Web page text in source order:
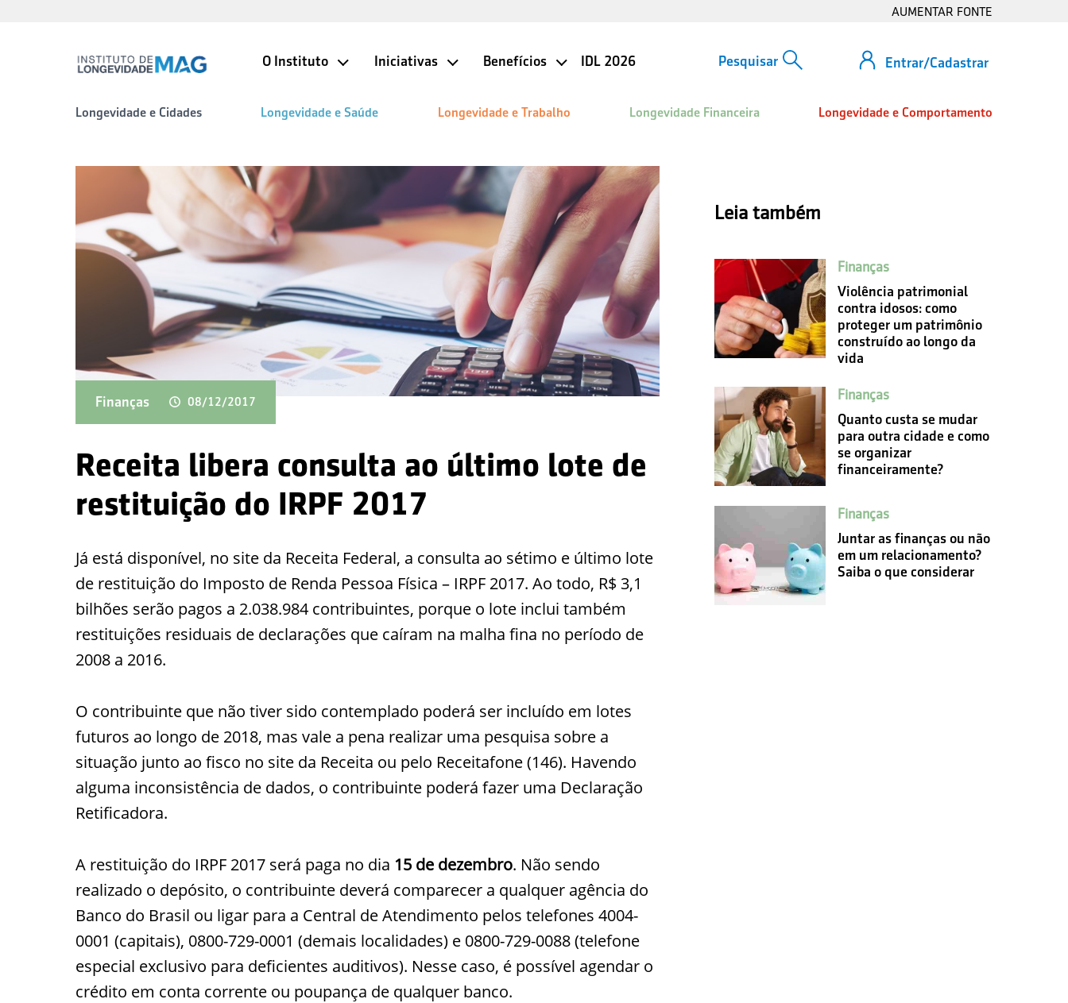
AUMENTAR FONTE
Entrar/Cadastrar
O Instituto Iniciativas Benefícios IDL 2026
Longevidade e Cidades Longevidade e Saúde Longevidade e Trabalho Longevidade Financeira Longevidade e Comportamento
Finanças 08/12/2017
Receita libera consulta ao último lote de
restituição do IRPF 2017
Já está disponível, no site da Receita Federal, a consulta ao sétimo e último lote
de restituição do Imposto de Renda Pessoa Física – IRPF 2017. Ao todo, R$ 3,1
bilhões serão pagos a 2.038.984 contribuintes, porque o lote inclui também
restituições residuais de declarações que caíram na malha fina no período de
2008 a 2016.
O contribuinte que não tiver sido contemplado poderá ser incluído em lotes
futuros ao longo de 2018, mas vale a pena realizar uma pesquisa sobre a
situação junto ao fisco no site da Receita ou pelo Receitafone (146). Havendo
alguma inconsistência de dados, o contribuinte poderá fazer uma Declaração
Retificadora.
A restituição do IRPF 2017 será paga no dia 15 de dezembro. Não sendo
realizado o depósito, o contribuinte deverá comparecer a qualquer agência do
Banco do Brasil ou ligar para a Central de Atendimento pelos telefones 4004-
0001 (capitais), 0800-729-0001 (demais localidades) e 0800-729-0088 (telefone
especial exclusivo para deficientes auditivos). Nesse caso, é possível agendar o
crédito em conta corrente ou poupança de qualquer banco.
Leia também
Finanças
Violência patrimonial
contra idosos: como
proteger um patrimônio
construído ao longo da
vida
Finanças
Quanto custa se mudar
para outra cidade e como
se organizar
financeiramente?
Finanças
Juntar as finanças ou não
em um relacionamento?
Saiba o que considerar